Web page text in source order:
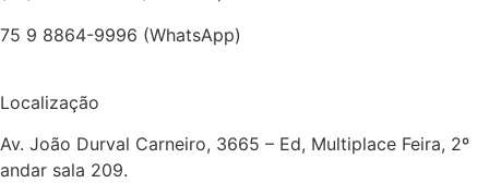
75 9 8864-9996 (WhatsApp)
Localização
Av. João Durval Carneiro, 3665 – Ed, Multiplace Feira, 2º
andar sala 209.